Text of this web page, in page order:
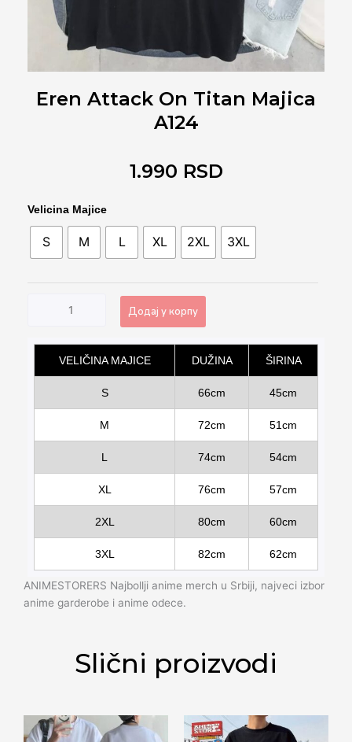
Eren Attack On Titan Majica
A124
1.990 RSD
Velicina Majice
S M L XL 2XL 3XL
Eren
Attack
Titan
количина
Додај у корпу
Alternative:
VELIČINA MAJICE
DUŽINA ŠIRINA
S 66cm 45cm
M 72cm 51cm
L 74cm 54cm
XL 76cm 57cm
2XL 80cm 60cm
3XL 82cm 62cm
ANIMESTORERS Najbollji anime merch u Srbiji, najveci izbor
anime garderobe i anime odece.
Slični proizvodi